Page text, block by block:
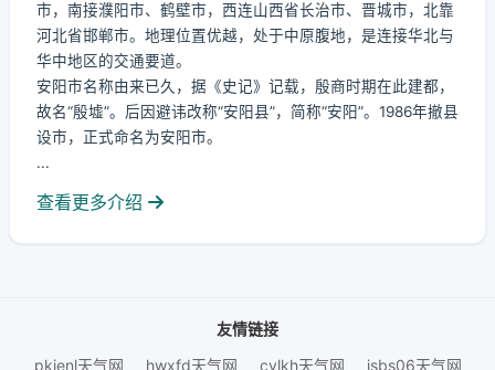
市，南接濮阳市、鹤壁市，西连山西省长治市、晋城市，北靠
河北省邯郸市。地理位置优越，处于中原腹地，是连接华北与
华中地区的交通要道。
安阳市名称由来已久，据《史记》记载，殷商时期在此建都，
故名“殷墟”。后因避讳改称“安阳县”，简称“安阳”。1986年撤县
设市，正式命名为安阳市。
...
查看更多介绍
友情链接
pkienl天气网
hwxfd天气网 cylkh天气网 jsbs06天气网